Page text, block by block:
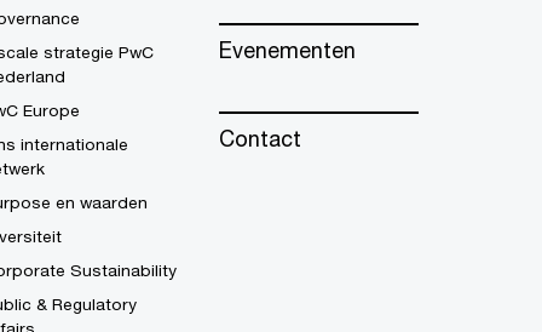
strategie PwC
Europe
internationale
en waarden
Sustainability
& Regulatory
Evenementen
Contact